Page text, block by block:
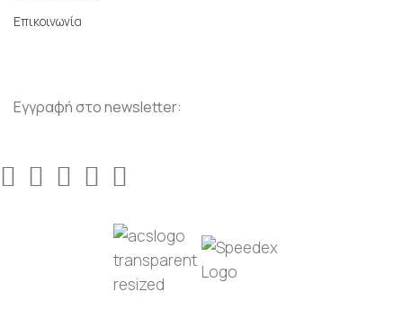
Επικοινωνία
Εγγραφή στο newsletter: